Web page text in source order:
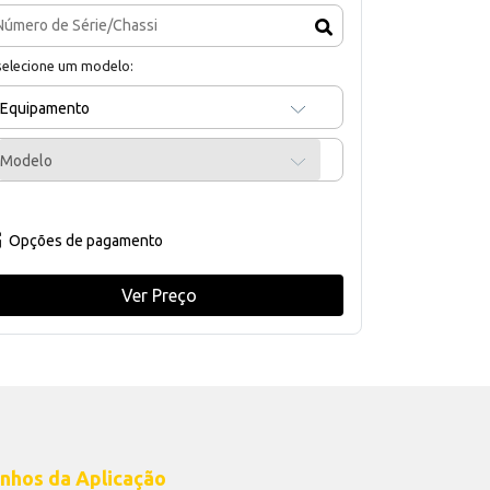
um modelo:
Equipamento
Modelo
Opções de pagamento
Ver Preço
da Aplicação